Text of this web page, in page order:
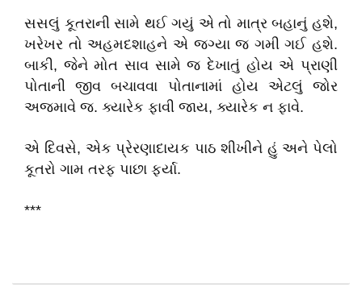
સસલું કૂતરાની સામે થઈ ગયું એ તો માત્ર બહાનું હશે,
ખરેખર તો અહમદશાહને એ જગ્યા જ ગમી ગઈ હશે.
બાકી, જેને મોત સાવ સામે જ દેખાતું હોય એ પ્રાણી
પોતાની જીવ બચાવવા પોતાનામાં હોય એટલું જોર
અજમાવે જ. ક્યારેક ફાવી જાય, ક્યારેક ન ફાવે.
એ દિવસે, એક પ્રેરણાદાયક પાઠ શીખીને હું અને પેલો
કૂતરો ગામ તરફ પાછા ફર્યા.
***